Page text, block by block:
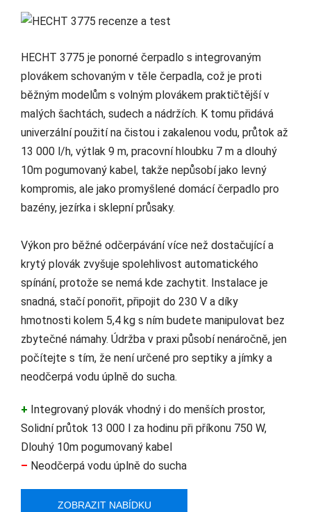
HECHT 3775 je ponorné čerpadlo s integrovaným
plovákem schovaným v těle čerpadla, což je proti
běžným modelům s volným plovákem praktičtější v
malých šachtách, sudech a nádržích. K tomu přidává
univerzální použití na čistou i zakalenou vodu, průtok až
13 000 l/h, výtlak 9 m, pracovní hloubku 7 m a dlouhý
10m pogumovaný kabel, takže nepůsobí jako levný
kompromis, ale jako promyšlené domácí čerpadlo pro
bazény, jezírka i sklepní průsaky.
Výkon pro běžné odčerpávání více než dostačující a
krytý plovák zvyšuje spolehlivost automatického
spínání, protože se nemá kde zachytit. Instalace je
snadná, stačí ponořit, připojit do 230 V a díky
hmotnosti kolem 5,4 kg s ním budete manipulovat bez
zbytečné námahy. Údržba v praxi působí nenáročně, jen
počítejte s tím, že není určené pro septiky a jímky a
neodčerpá vodu úplně do sucha.
+ Integrovaný plovák vhodný i do menších prostor,
Solidní průtok 13 000 l za hodinu při příkonu 750 W,
Dlouhý 10m pogumovaný kabel
– Neodčerpá vodu úplně do sucha
ZOBRAZIT NABÍDKU